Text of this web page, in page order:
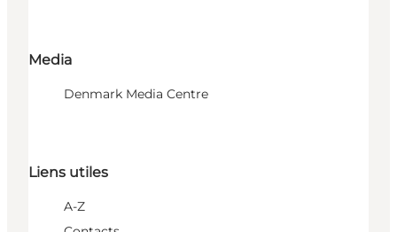
Media
Denmark Media Centre
Liens utiles
A-Z